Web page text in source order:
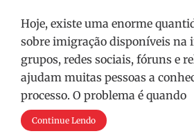
Hoje, existe uma enorme
sobre imigração disponíveis na
grupos, redes sociais, fóruns e
ajudam muitas pessoas a
processo. O problema é quando
Continue Lendo